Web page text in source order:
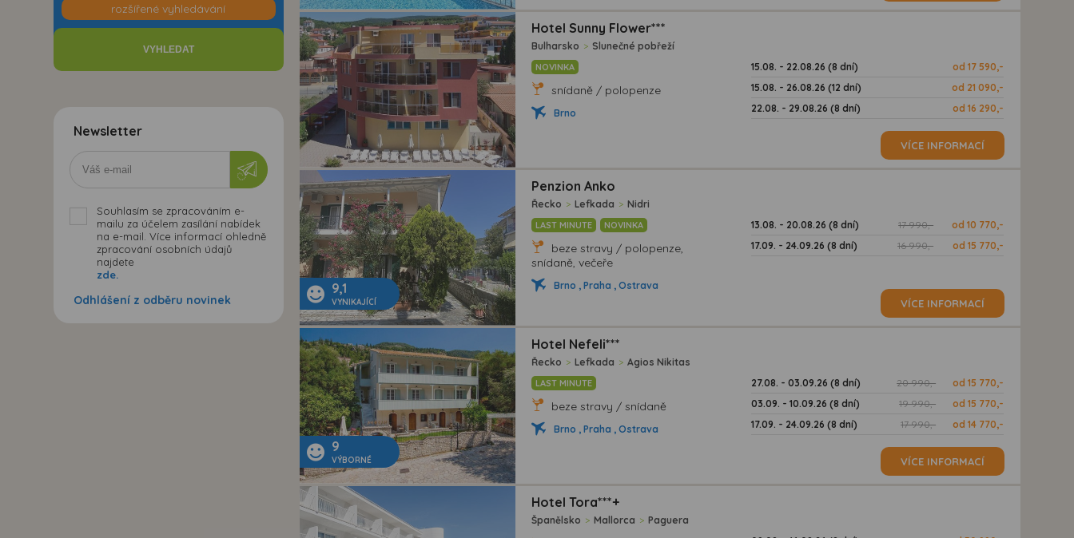
rozšířené vyhledávání
Newsletter
Souhlasím se zpracováním e-
mailu za účelem zasílání nabídek
na e-mail. Více informací ohledně
zpracování osobních údajů
najdete
zde.
Odhlášení z odběru novinek
Hotel Sunny Flower***
Bulharsko > Slunečné pobřeží
NOVINKA
snídaně / polopenze
Brno
15.08. - 22.08.26 (8 dní)
od 17 590,-
15.08. - 26.08.26 (12 dní)
od 21 090,-
22.08. - 29.08.26 (8 dní)
od 16 290,-
VÍCE INFORMACÍ
9,1
VYNIKAJÍCÍ
Penzion Anko
Řecko > Lefkada > Nidri
LAST MINUTE NOVINKA
beze stravy / polopenze,
snídaně, večeře
Brno , Praha , Ostrava
13.08. - 20.08.26 (8 dní) 17 990,-
od 10 770,-
17.09. - 24.09.26 (8 dní)
16 990,- od 15 770,-
VÍCE INFORMACÍ
9
VÝBORNÉ
Hotel Nefeli***
Řecko > Lefkada > Agios Nikitas
LAST MINUTE
beze stravy / snídaně
Brno , Praha , Ostrava
27.08. - 03.09.26 (8 dní) 20 990,-
od 15 770,-
03.09. - 10.09.26 (8 dní)
19 990,-
od 15 770,-
17.09. - 24.09.26 (8 dní)
17 990,- od 14 770,-
VÍCE INFORMACÍ
Hotel Tora***+
Španělsko > Mallorca > Paguera